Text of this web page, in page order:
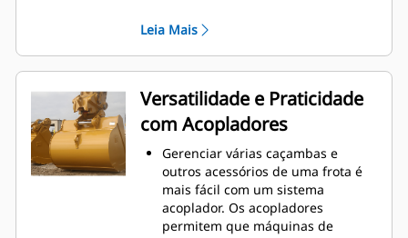
laterais da caçamba mantêm a
alta resistência, especialmente em
áreas que se desgastam muito
Proteja as áreas de grande
desgaste da caçamba que têm
contato com a maioria dos
materiais com as Ferramentas de
Penetração no Solo (GET, Ground
Engaging Tools) Cat
Obtenha maior produção em
aplicações complexas, penetração
mais fácil em pilhas e tempos de
Leia Mais
Versatilidade e Praticidade
com Acopladores
Gerenciar várias caçambas e
outros acessórios de uma frota é
mais fácil com um sistema
acoplador. Os acopladores
permitem que máquinas de